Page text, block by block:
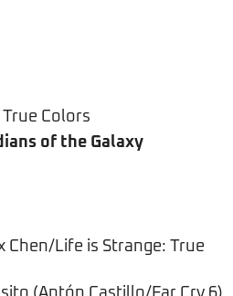
Colors
of the Galaxy
Chen/Life is Strange: True